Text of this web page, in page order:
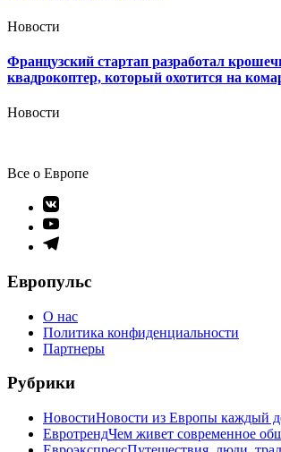
Новости
Французский стартап разработал
квадрокоптер, который охотится на
Новости
Все о Европе
Элемент
меню
Элемент
меню
Элемент
Европульс
О нас
Политика конфиденциальности
Партнеры
Рубрики
НовостиНовости из Европы каждый
ЕвротрендЧем живет современное